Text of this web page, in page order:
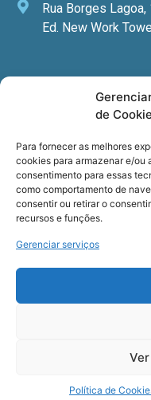
de
Para fornecer as melhores
cookies para armazenar e/ou
consentimento para essas
como comportamento de
consentir ou retirar o
recursos e funções.
Gerenciar serviços
Política de
Rua Borges
Ed. New Work
Newsletter
especializadas, cursos
Registre seu email.
Termos de usoe aPolítica de
COPYRIGHT © Cerveira